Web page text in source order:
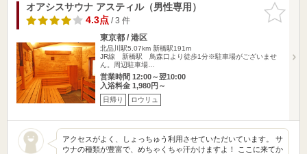
お気に入
りに追加
オアシスサウナ アスティル（男性専用）
4.3点/ 3 件
東京都 / 港区
北品川駅5.07km 新橋駅191m
JR線 新橋駅 鳥森口より徒歩1分※駐車場がございませ
ん。周辺駐車場…
営業時間 12:00～翌10:00
入浴料金 1,980円～
日帰り ロウリュ
アクセスがよく、しょっちゅう利用させていただいています。 サ
ウナの種類が豊富で、めちゃくちゃ汗かけますよ！ ここに来てか